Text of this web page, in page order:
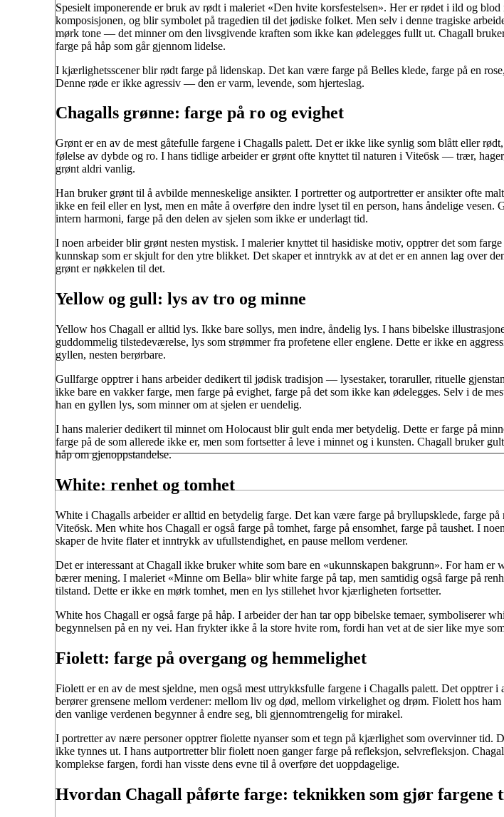
Spesielt imponerende er bruk av rødt i maleriet «Den hvite korsfestelsen». Her er rødet i ild og
komposisjonen, og blir symbolet på tragedien til det jødiske folket. Men selv i denne tragiske
mørk tone — det minner om den livsgivende kraften som ikke kan ødelegges fullt ut. Chagall
farge på håp som går gjennom lidelse.
I kjærlighetsscener blir rødt farge på lidenskap. Det kan være farge på Belles klede, farge på en
Denne røde er ikke agressiv — den er varm, levende, som hjerteslag.
Chagalls grønne: farge på ro og evighet
Grønt er en av de mest gåtefulle fargene i Chagalls palett. Det er ikke like synlig som blått eller
følelse av dybde og ro. I hans tidlige arbeider er grønt ofte knyttet til naturen i Vitебsk — trær,
grønt aldri vanlig.
Han bruker grønt til å avbilde menneskelige ansikter. I portretter og autportretter er ansikter ofte
ikke en feil eller en lyst, men en måte å overføre den indre lyset til en person, hans åndelige vesen.
intern harmoni, farge på den delen av sjelen som ikke er underlagt tid.
I noen arbeider blir grønt nesten mystisk. I malerier knyttet til hasidiske motiv, opptrer det som
kunnskap som er skjult for den ytre blikket. Det skaper et inntrykk av at det er en annen lag over
grønt er nøkkelen til det.
Yellow og gull: lys av tro og minne
Yellow hos Chagall er alltid lys. Ikke bare sollys, men indre, åndelig lys. I hans bibelske
guddommelig tilstedeværelse, lys som strømmer fra profetene eller englene. Dette er ikke en
gyllen, nesten berørbare.
Gullfarge opptrer i hans arbeider dedikert til jødisk tradisjon — lysestaker, toraruller, rituelle
ikke bare en vakker farge, men farge på evighet, farge på det som ikke kan ødelegges. Selv i de
han en gyllen lys, som minner om at sjelen er uendelig.
I hans malerier dedikert til minnet om Holocaust blir gult enda mer betydelig. Dette er farge på
farge på de som allerede ikke er, men som fortsetter å leve i minnet og i kunsten. Chagall bruker
håp om gjenoppstandelse.
White: renhet og tomhet
White i Chagalls arbeider er alltid en betydelig farge. Det kan være farge på bryllupsklede, farge på
Vitебsk. Men white hos Chagall er også farge på tomhet, farge på ensomhet, farge på taushet. I
skaper de hvite flater et inntrykk av ufullstendighet, en pause mellom verdener.
Det er interessant at Chagall ikke bruker white som bare en «ukunnskapen bakgrunn». For ham er
bærer mening. I maleriet «Minne om Bella» blir white farge på tap, men samtidig også farge på
tilstand. Dette er ikke en mørk tomhet, men en lys stillehet hvor kjærligheten fortsetter.
White hos Chagall er også farge på håp. I arbeider der han tar opp bibelske temaer, symboliserer
begynnelsen på en ny vei. Han frykter ikke å la store hvite rom, fordi han vet at de sier like mye
Fiolett: farge på overgang og hemmelighet
Fiolett er en av de mest sjeldne, men også mest uttrykksfulle fargene i Chagalls palett. Det opptrer i
berører grensene mellom verdener: mellom liv og død, mellom virkelighet og drøm. Fiolett hos
den vanlige verdenen begynner å endre seg, bli gjennomtrengelig for mirakel.
I portretter av nære personer opptrer fiolette nyanser som et tegn på kjærlighet som overvinner tid.
ikke tynnes ut. I hans autportretter blir fiolett noen ganger farge på refleksjon, selvrefleksjon.
komplekse fargen, fordi han visste dens evne til å overføre det uoppdagelige.
Hvordan Chagall påførte farge: teknikken som gjør fargene